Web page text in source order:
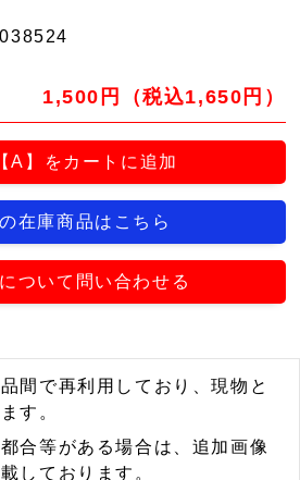
1,500円（税込1,650円）
A】をカートに追加
在庫商品はこちら
ついて問い合わせる
間で再利用しており、現物と
す。
合等がある場合は、追加画像
しております。